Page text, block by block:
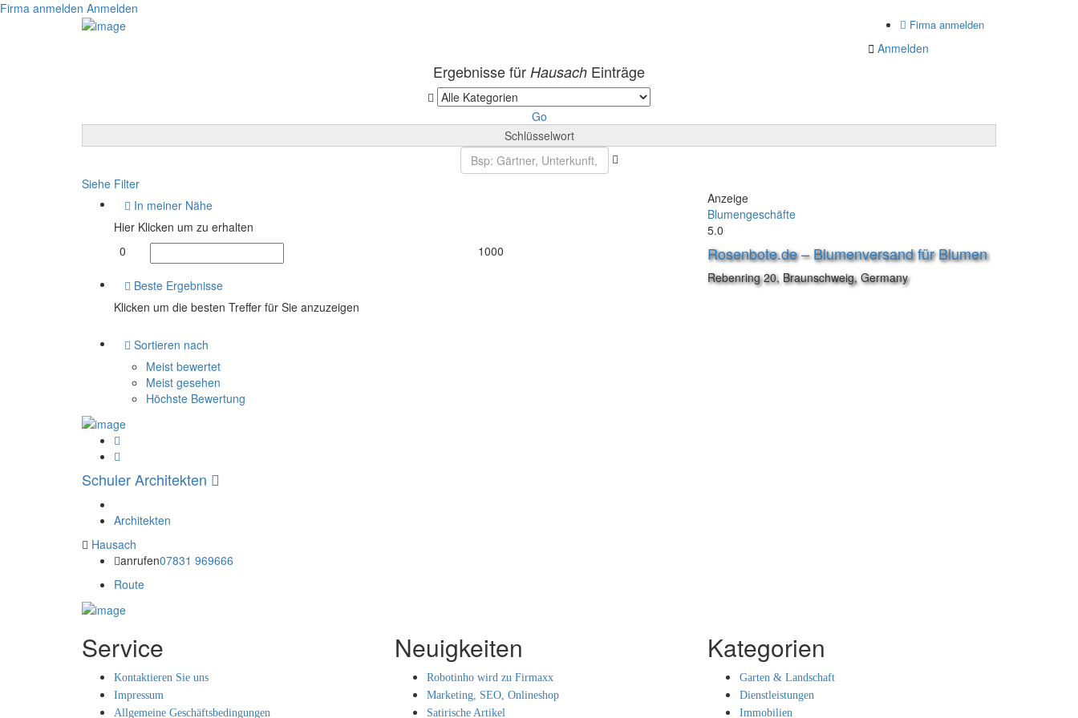
Firma anmelden Anmelden
Firma anmelden
Anmelden
Ergebnisse für Hausach Einträge
Go
Schlüsselwort
Siehe Filter
In meiner Nähe
Hier Klicken um zu erhalten
0
1000
Beste Ergebnisse
Klicken um die besten Treffer für Sie anzuzeigen
Sortieren nach
Meist bewertet
Meist gesehen
Höchste Bewertung
Schuler Architekten
Architekten
Hausach
anrufen07831 969666
Route
Anzeige
Blumengeschäfte
5.0
Rosenbote.de – Blumenversand für Blumen
Rebenring 20, Braunschweig, Germany
Service
Kontaktieren Sie uns
Impressum
Allgemeine Geschäftsbedingungen
Neuigkeiten
Robotinho wird zu Firmaxx
Marketing, SEO, Onlineshop
Satirische Artikel
Kategorien
Garten & Landschaft
Dienstleistungen
Immobilien